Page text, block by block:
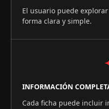
El usuario puede
forma clara y simple.
INFORMACIÓN
Cada ficha puede incluir